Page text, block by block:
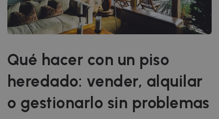
Qué hacer con un piso
heredado: vender, alquilar
o gestionarlo sin problemas